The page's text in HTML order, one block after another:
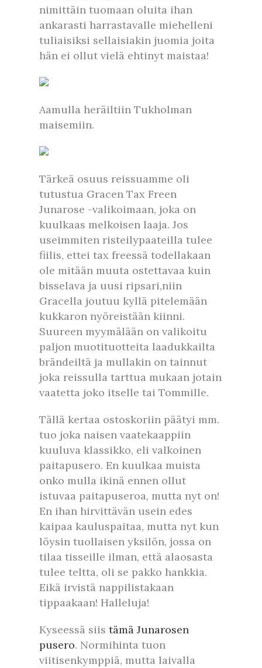
nimittäin tuomaan oluita ihan
ankarasti harrastavalle miehelleni
tuliaisiksi sellaisiakin juomia joita
hän ei ollut vielä ehtinyt maistaa!
Aamulla heräiltiin Tukholman
maisemiin.
Tärkeä osuus reissuamme oli
tutustua Gracen Tax Freen
Junarose -valikoimaan, joka on
kuulkaas melkoisen laaja. Jos
useimmiten risteilypaateilla tulee
fiilis, ettei tax freessä todellakaan
ole mitään muuta ostettavaa kuin
bisselava ja uusi ripsari,niin
Gracella joutuu kyllä pitelemään
kukkaron nyöreistään kiinni.
Suureen myymälään on valikoitu
paljon muotituotteita laadukkailta
brändeiltä ja mullakin on tainnut
joka reissulla tarttua mukaan jotain
vaatetta joko itselle tai Tommille.
Tällä kertaa ostoskoriin päätyi mm.
tuo joka naisen vaatekaappiin
kuuluva klassikko, eli valkoinen
paitapusero. En kuulkaa muista
onko mulla ikinä ennen ollut
istuvaa paitapuseroa, mutta nyt on!
En ihan hirvittävän usein edes
kaipaa kauluspaitaa, mutta nyt kun
löysin tuollaisen yksilön, jossa on
tilaa tisseille ilman, että alaosasta
tulee teltta, oli se pakko hankkia.
Eikä irvistä nappilistakaan
tippaakaan! Halleluja!
Kyseessä siis tämä Junarosen
pusero. Normihinta tuon
viitisenkymppiä, mutta laivalla